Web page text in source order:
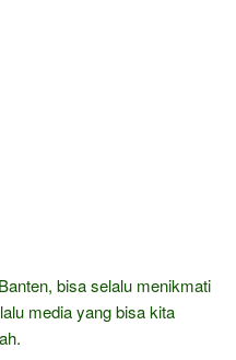
bisa selalu menikmati
media yang bisa kita